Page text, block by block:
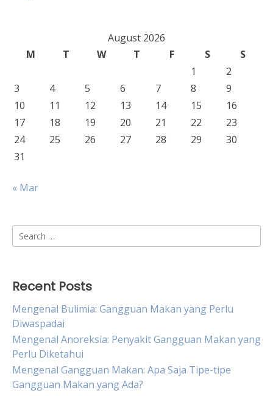
August 2026
M
T W T F S
S
1
2
3
4 5 6 7 8
9
10
11 12 13 14 15
16
17
18 19 20 21 22
23
24
25 26 27 28 29
30
31
« Mar
Search
for:
Recent Posts
Mengenal Bulimia: Gangguan Makan yang Perlu
Diwaspadai
Mengenal Anoreksia: Penyakit Gangguan Makan yang
Perlu Diketahui
Mengenal Gangguan Makan: Apa Saja Tipe-tipe
Gangguan Makan yang Ada?